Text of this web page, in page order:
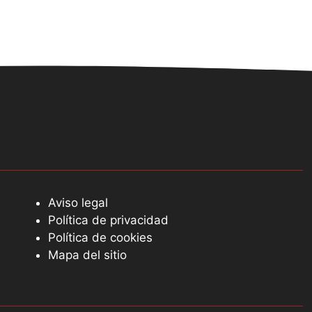
Aviso legal
Política de privacidad
Política de cookies
Mapa del sitio